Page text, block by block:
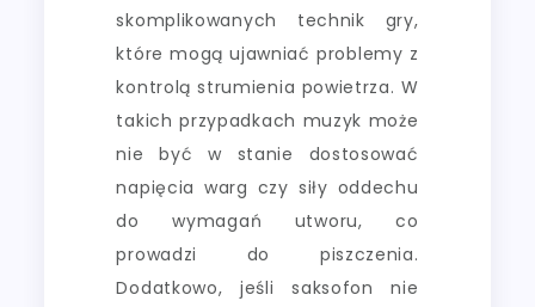
skomplikowanych technik gry,
które mogą ujawniać problemy z
kontrolą strumienia powietrza. W
takich przypadkach muzyk może
nie być w stanie dostosować
napięcia warg czy siły oddechu
do wymagań utworu, co
prowadzi do piszczenia.
Dodatkowo, jeśli saksofon nie